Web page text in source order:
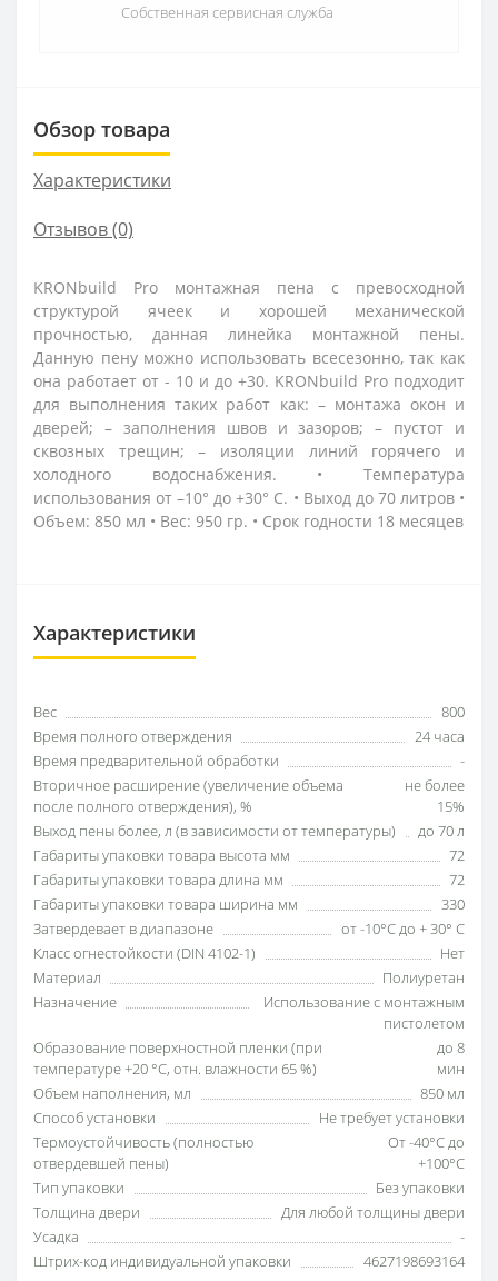
Собственная сервисная служба
Обзор товара
Характеристики
Отзывов (0)
KRONbuild Pro монтажная пена с превосходной
структурой ячеек и хорошей механической
прочностью, данная линейка монтажной пены.
Данную пену можно использовать всесезонно, так как
она работает от - 10 и до +30. KRONbuild Pro подходит
для выполнения таких работ как: – монтажа окон и
дверей; – заполнения швов и зазоров; – пустот и
сквозных трещин; – изоляции линий горячего и
холодного водоснабжения. • Температура
использования от –10° до +30° С. • Выход до 70 литров •
Объем: 850 мл • Вес: 950 гр. • Срок годности 18 месяцев
Характеристики
Вес
800
Время полного отверждения
24 часа
Время предварительной обработки
-
Вторичное расширение (увеличение объема
после полного отверждения), %
не более
15%
Выход пены более, л (в зависимости от температуры)
до 70 л
Габариты упаковки товара высота мм
72
Габариты упаковки товара длина мм
72
Габариты упаковки товара ширина мм
330
Затвердевает в диапазоне
от -10°С до + 30° С
Класс огнестойкости (DIN 4102-1)
Нет
Материал
Полиуретан
Назначение
Использование с монтажным
пистолетом
Образование поверхностной пленки (при
температуре +20 °С, отн. влажности 65 %)
до 8
мин
Объем наполнения, мл
850 мл
Способ установки
Не требует установки
Термоустойчивость (полностью
отвердевшей пены)
От -40°С до
+100°С
Тип упаковки
Без упаковки
Толщина двери
Для любой толщины двери
Усадка
-
Штрих-код индивидуальной упаковки
4627198693164